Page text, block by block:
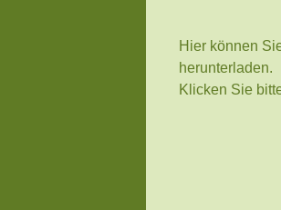
Hier können
herunterladen.
Klicken Sie